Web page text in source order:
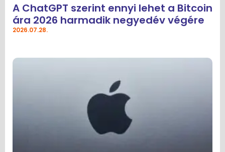
A ChatGPT szerint ennyi lehet a Bitcoin
ára 2026 harmadik negyedév végére
2026.07.28.